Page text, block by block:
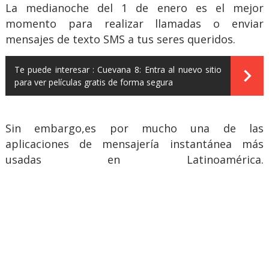
La medianoche del 1 de enero es el mejor
momento para realizar llamadas o enviar
mensajes de texto SMS a tus seres queridos.
Te puede interesar : Cuevana 8: Entra al nuevo sitio
para ver películas gratis de forma segura
Sin embargo,es por mucho una de las
aplicaciones de mensajería instantánea más
usadas en Latinoamérica.